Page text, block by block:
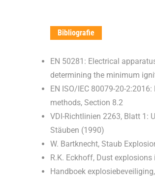
Bibliografie
EN 50281: Electrical
determining the minimum
EN ISO/IEC 80079-20-
methods, Section 8.2
VDI-Richtlinien 2263, Blatt 1:
Stäuben (1990)
W. Bartknecht, Staub
R.K. Eckhoff, Dust
Handboek